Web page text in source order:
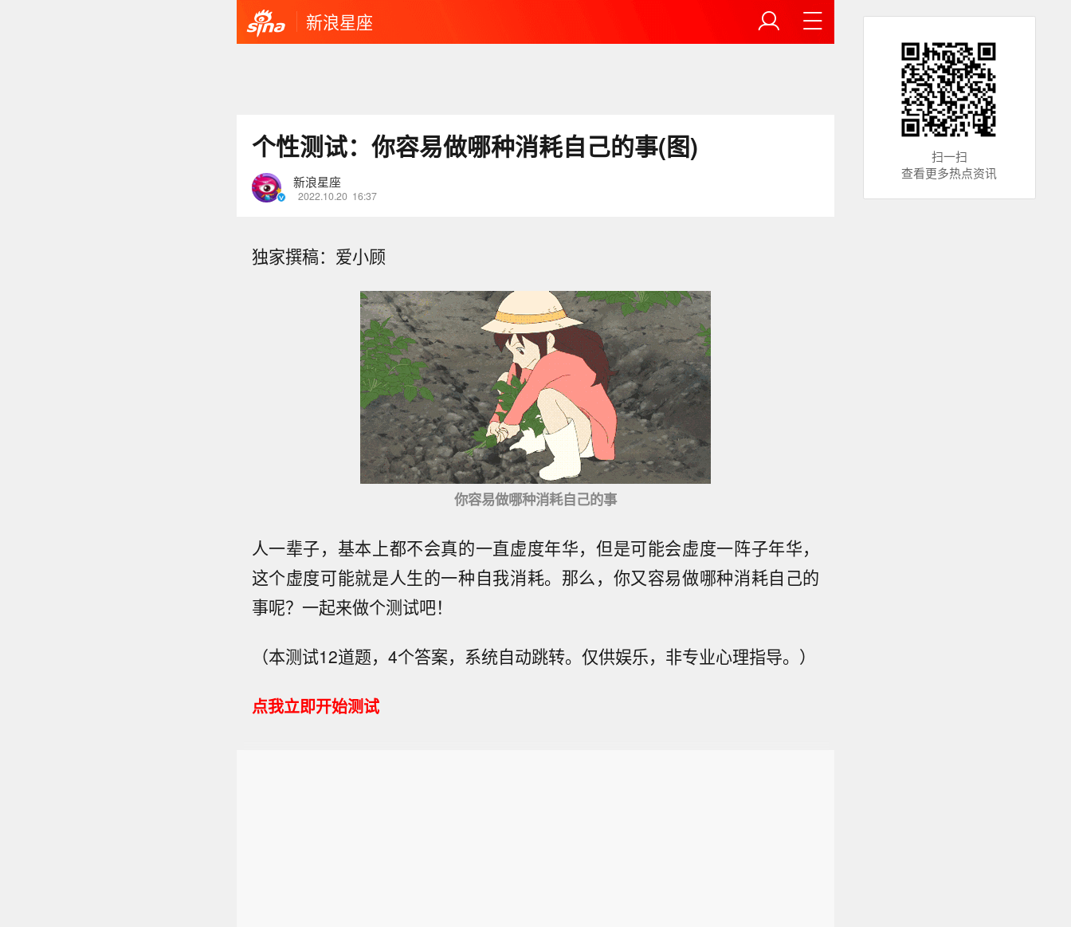
新浪星座
个性测试：你容易做哪种消耗自己的事(图)
新浪星座
2022.10.20 16:37
独家撰稿：爱小顾
你容易做哪种消耗自己的事
人一辈子，基本上都不会真的一直虚度年华，但是可能会虚度一阵子年华，
这个虚度可能就是人生的一种自我消耗。那么，你又容易做哪种消耗自己的
事呢？一起来做个测试吧！
（本测试12道题，4个答案，系统自动跳转。仅供娱乐，非专业心理指导。）
点我立即开始测试
扫一扫
查看更多热点资讯